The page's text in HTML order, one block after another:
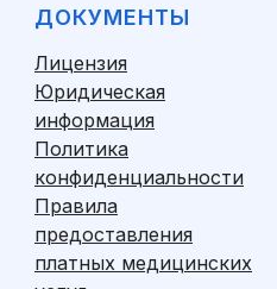
ДОКУМЕНТЫ
Лицензия
Юридическая
информация
Политика
конфиденциальности
Правила
предоставления
платных медицинских